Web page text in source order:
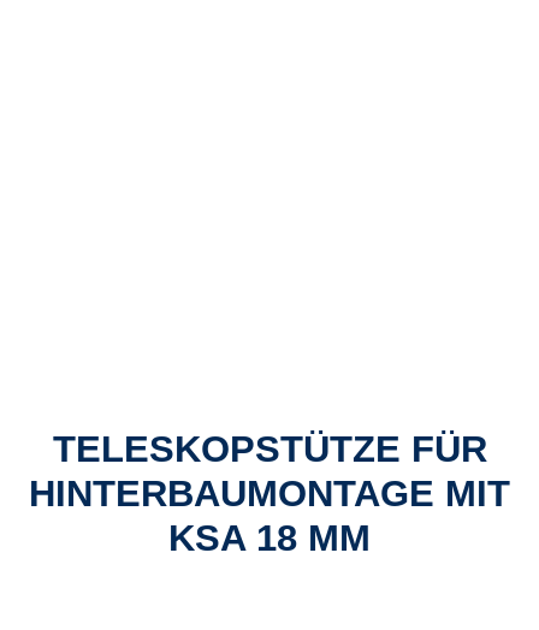
TELESKOPSTÜTZE FÜR
HINTERBAUMONTAGE MIT
KSA 18 MM